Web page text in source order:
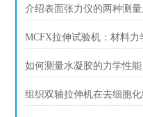
介绍表面张力仪的两种测量
MCFX拉伸试验机：材料
如何测量水凝胶的力学性能